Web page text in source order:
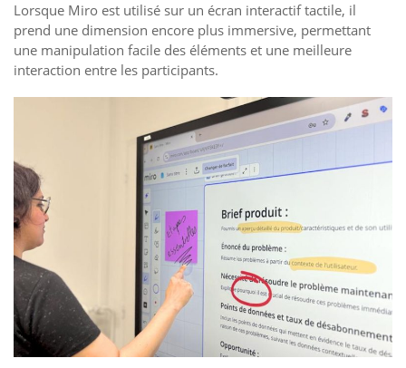
Lorsque Miro est utilisé sur un écran interactif tactile, il
prend une dimension encore plus immersive, permettant
une manipulation facile des éléments et une meilleure
interaction entre les participants.